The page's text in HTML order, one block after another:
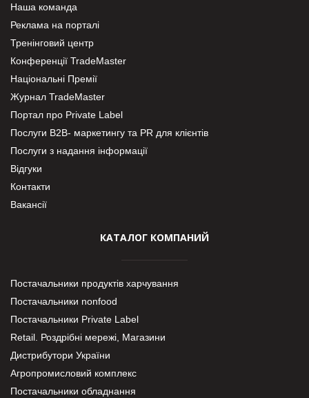
Наша команда
Реклама на порталі
Тренінговий центр
Конференції TradeMaster
Національні Премії
Журнал TradeMaster
Портал про Private Label
Послуги В2В- маркетингу та PR для клієнтів
Послуги з надання інформації
Відгуки
Контакти
Вакансії
КАТАЛОГ КОМПАНИЙ
Постачальники продуктів харчування
Постачальники nonfood
Постачальники Private Label
Retail. Роздрібні мережі, Магазини
Дистрибутори України
Агропромисловий комплекс
Постачальники обладнання